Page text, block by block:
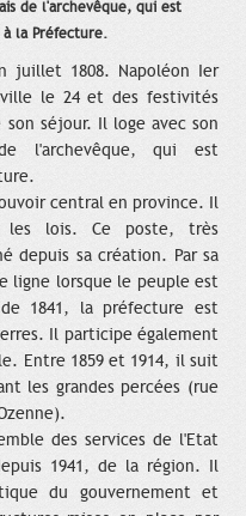
de l'archevêque, qui est
la Préfecture.
juillet 1808. Napoléon Ier
le 24 et des festivités
séjour. Il loge avec son
l'archevêque, qui est
central en province. Il
les lois. Ce poste, très
depuis sa création. Par sa
ligne lorsque le peuple est
1841, la préfecture est
Il participe également
Entre 1859 et 1914, il suit
les grandes percées (rue
des services de l'Etat
1941, de la région. Il
du gouvernement et